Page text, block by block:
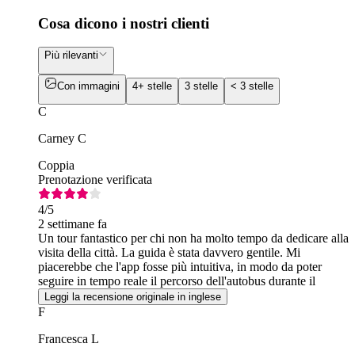
Cosa dicono i nostri clienti
Più rilevanti
Con immagini 4+ stelle 3 stelle < 3 stelle
C
Carney C
Coppia
Prenotazione verificata
4/5
2 settimane fa
Un tour fantastico per chi non ha molto tempo da dedicare alla
visita della città. La guida è stata davvero gentile. Mi
piacerebbe che l'app fosse più intuitiva, in modo da poter
seguire in tempo reale il percorso dell'autobus durante il
viaggio.
Leggi la recensione originale in inglese
F
Francesca L